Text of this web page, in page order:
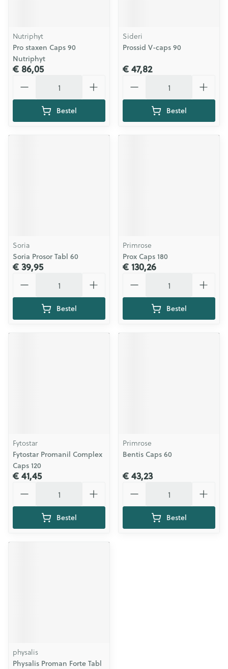
Nutriphyt
Pro staxen Caps 90
Nutriphyt
€ 86,05
Bestel
Sideri
Prossid V-caps 90
€ 47,82
Bestel
Soria
Soria Prosor Tabl 60
€ 39,95
Bestel
Primrose
Prox Caps 180
€ 130,26
Bestel
Fytostar
Fytostar Promanil Complex
Caps 120
€ 41,45
Bestel
Primrose
Bentis Caps 60
€ 43,23
Bestel
physalis
Physalis Proman Forte Tabl